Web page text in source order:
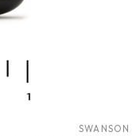
SWANSON